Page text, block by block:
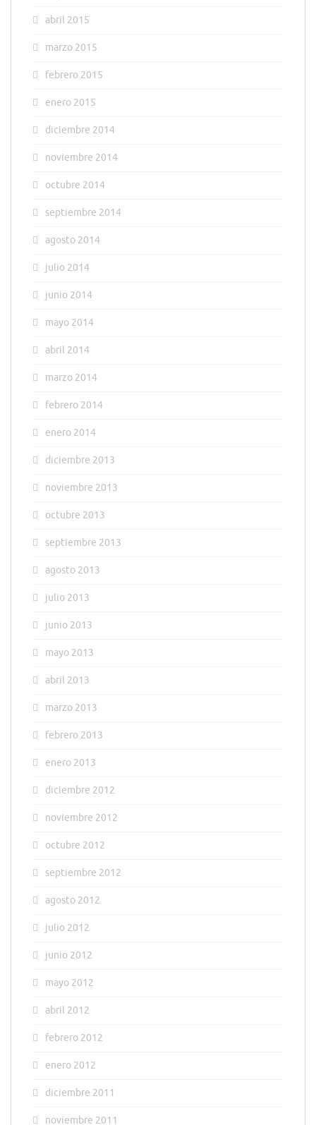
abril 2015
marzo 2015
febrero 2015
enero 2015
diciembre 2014
noviembre 2014
octubre 2014
septiembre 2014
agosto 2014
julio 2014
junio 2014
mayo 2014
abril 2014
marzo 2014
febrero 2014
enero 2014
diciembre 2013
noviembre 2013
octubre 2013
septiembre 2013
agosto 2013
julio 2013
junio 2013
mayo 2013
abril 2013
marzo 2013
febrero 2013
enero 2013
diciembre 2012
noviembre 2012
octubre 2012
septiembre 2012
agosto 2012
julio 2012
junio 2012
mayo 2012
abril 2012
febrero 2012
enero 2012
diciembre 2011
noviembre 2011